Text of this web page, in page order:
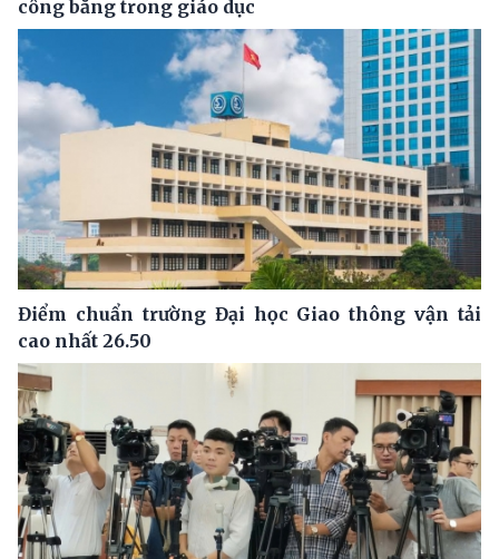
công bằng trong giáo dục
Điểm chuẩn trường Đại học Giao thông vận tải
cao nhất 26.50